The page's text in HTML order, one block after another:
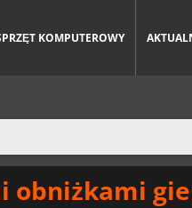
KOMPUTEROWY
obniżkami